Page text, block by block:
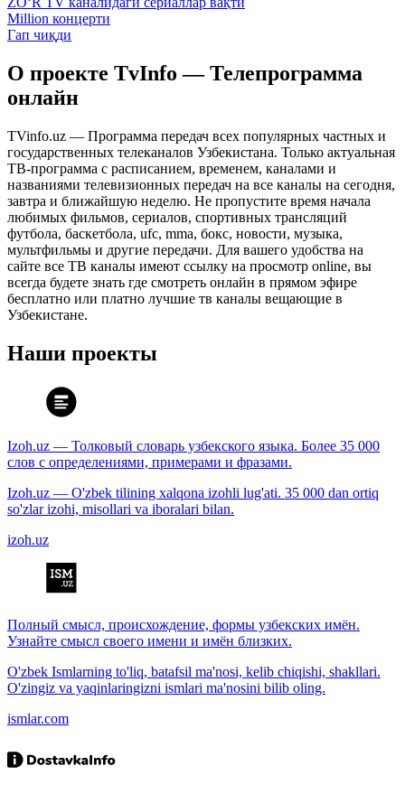
Million концерти
Гап чиқди
О проекте TvInfo — Телепрограмма
онлайн
TVinfo.uz — Программа передач всех популярных частных и
государственных телеканалов Узбекистана. Только актуальная
ТВ-программа с расписанием, временем, каналами и
названиями телевизионных передач на все каналы на сегодня,
завтра и ближайшую неделю. Не пропустите время начала
любимых фильмов, сериалов, спортивных трансляций
футбола, баскетбола, ufc, mma, бокс, новости, музыка,
мультфильмы и другие передачи. Для вашего удобства на
сайте все ТВ каналы имеют ссылку на просмотр online, вы
всегда будете знать где смотреть онлайн в прямом эфире
бесплатно или платно лучшие тв каналы вещающие в
Узбекистане.
Наши проекты
Izoh.uz — Толковый словарь узбекского языка. Более 35 000
слов с определениями, примерами и фразами.
Izoh.uz — O'zbek tilining xalqona izohli lug'ati. 35 000 dan ortiq
so'zlar izohi, misollari va iboralari bilan.
izoh.uz
Полный смысл, происхождение, формы узбекских имён.
Узнайте смысл своего имени и имён близких.
O'zbek Ismlarning to'liq, batafsil ma'nosi, kelib chiqishi, shakllari.
O'zingiz va yaqinlaringizni ismlari ma'nosini bilib oling.
ismlar.com